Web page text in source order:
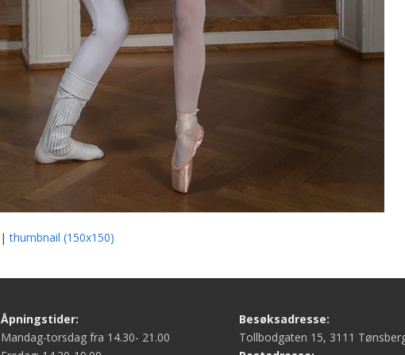
|thumbnail (150x150)
Åpningstider:
Mandag-torsdag fra 14.30- 21.00
Besøksadresse:
Tollbodgaten 15, 3111